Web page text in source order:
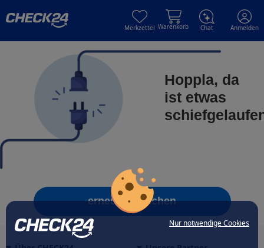
Nur notwendige Cookies
Merkzettel Warenkorb Chat Anmelden
Hoppla, da
ist etwas
erneut versuchen